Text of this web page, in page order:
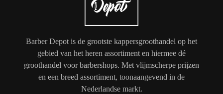
Barber Depot is de grootste kappersgroothandel op het
gebied van het heren assortiment en hiermee dé
groothandel voor barbershops. Met vlijmscherpe prijzen
en een breed assortiment, toonaangevend in de
Nederlandse markt.